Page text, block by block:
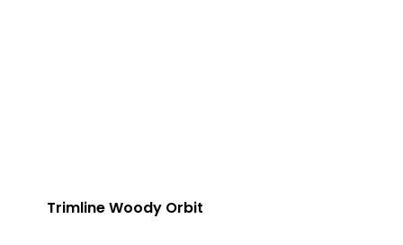
Trimline Woody Orbit